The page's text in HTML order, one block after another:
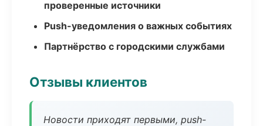
проверенные источники
Push-уведомления о важных событиях
Партнёрство с городскими службами
Отзывы клиентов
Новости приходят первыми, push-